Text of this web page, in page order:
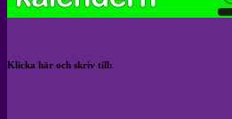
Klicka här och skriv till: